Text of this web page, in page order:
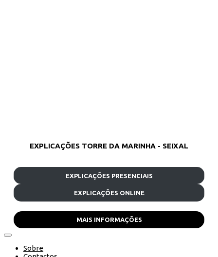
EXPLICAÇÕES TORRE DA MARINHA - SEIXAL
EXPLICAÇÕES PRESENCIAIS
EXPLICAÇÕES ONLINE
MAIS INFORMAÇÕES
Sobre